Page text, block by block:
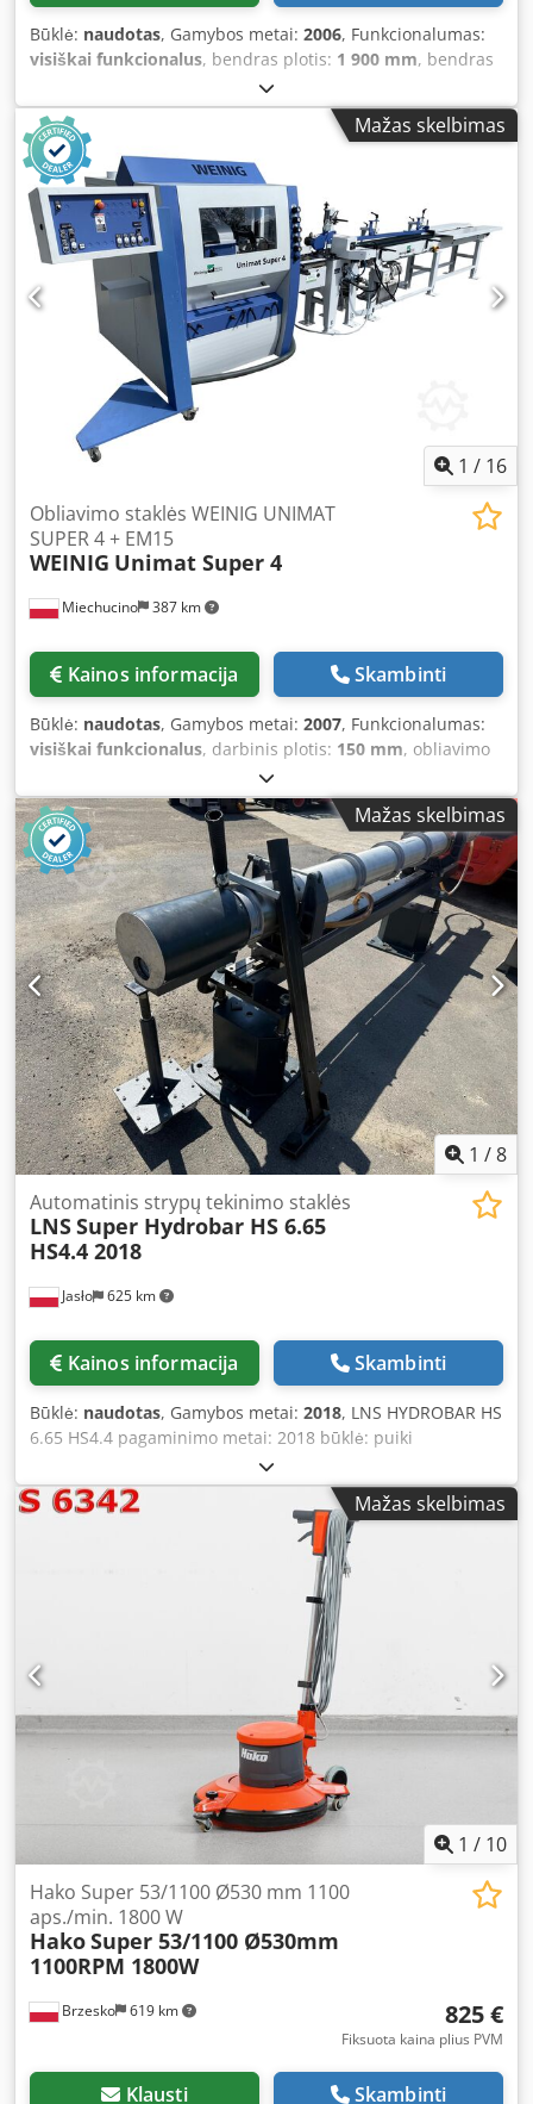
Būklė: naudotas, Gamybos metai: 2006, Funkcionalumas:
visiškai funkcionalus, bendras plotis: 1 900 mm, bendras
, bendras ilgis:
skersmuo:80 mm, bendras svoris:2 400 kg, įvesties srovės
tipas:trifazis
, – after technical
inspection – Italian production – year of manufacture: 2006
– Technical Documentation (DTR) TECHNICAL PARAMETERS:
– Briquette diameter: 80 mm – Max. briquette length: 80
mm – Output: 350 kg/h – Motor power: 27.5 kW – Hydraulic
pressing force: 1400 kg/cm² Dedjv T Uphepfx Alweck – Max.
working pressure: 150 bar – Oil capacity: 600 l – Hopper
diameter: Ø 1200 mm – Hopper height: 90 cm –
Dimensions (L/W/H): 2500 x 1900 x 1800 mm – Net weight:
Mažas skelbimas
1 / 16
Miechucino 387 km
Obliavimo staklės WEINIG UNIMAT
SUPER 4 + EM15
WEINIG Unimat Super 4
Kainos informacija Skambinti
Būklė: naudotas, Gamybos metai: 2007, Funkcionalumas:
visiškai funkcionalus, darbinis plotis: 150 mm, obliavimo
, ašies skersmuo:
150 mm, darbinio aukščio:50 mm, - after technical
inspection - German production - year of manufacture:
2007 Dodpfxsw E I Ruj Alwsck - with Weinig EM 15 belt
feeder TECHNICAL SPECIFICATIONS: - planing width: 150
mm - planing height: 50 mm - spindle diameter: 40 mm -
first bottom head: 11 kW, 6000 rpm - second top head: 22
kW, 7000 rpm - third bottom head: 5.5 kW, 6000 rpm - feed
motor: 2.2 kW - feed speed controlled by frequency
inverter - feed via cardan shafts - four upper steel feed
rollers - one upper rubber outfeed roller - grooved table
surface - length of pre-table: 1000 mm - automatic central
lubrication - length of infeed table: 4700 mm - speed
adjustable via frequency inverter - hydraulic pressure
rollers - total feeder power: 2.25 kW - machine dimensions
(L/W/H): 790 x 200 x 190 cm - weight: 3200 kg
Mažas skelbimas
1 /8
Jasło 625 km
Automatinis strypų tekinimo staklės
LNSSuper Hydrobar HS 6.65
HS4.4 2018
Kainos informacija Skambinti
Būklė: naudotas, Gamybos metai: 2018, LNS HYDROBAR HS
6.65 HS4.4 pagaminimo metai: 2018 būklė: puiki
SKERSMENŲ DIAPAZONAS: 2–68 mm Dcjdszqc Enjpfx Alwok
Mažas skelbimas
1 / 10
Brzesko 619 km
Hako Super 53/1100 Ø530 mm 1100
aps./min. 1800 W
HakoSuper 53/1100 Ø530mm
1100RPM 1800W
825 €
Fiksuota kaina plius PVM
Klausti Skambinti